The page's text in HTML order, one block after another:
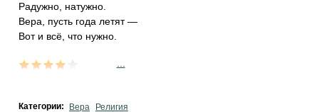
Радужно, натужно.
Вера, пусть года летят —
Вот и всё, что нужно.
Категории: Вера Религия